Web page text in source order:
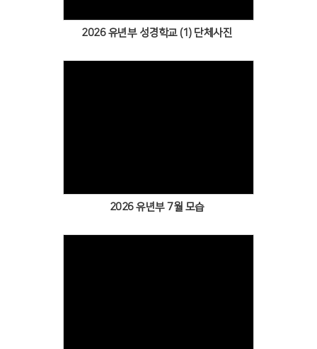
2026 유년부 성경학교 (1) 단체사진
2026 유년부 7월 모습